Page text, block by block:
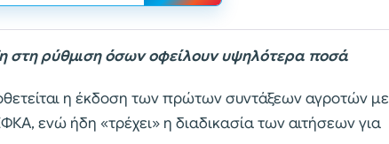
στη ρύθμιση όσων οφείλουν υψηλότερα ποσά
η έκδοση των πρώτων συντάξεων αγροτών με
ενώ ήδη «τρέχει» η διαδικασία των αιτήσεων για